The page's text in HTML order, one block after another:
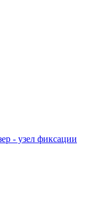
- узел фиксации